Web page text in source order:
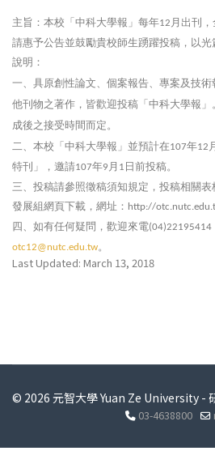
主旨：本校「中科大學報」每年12 月出刊
請惠予公告並鼓勵貴校師生踴躍投稿，以光
說明：
一、具原創性論文、個案報告、專案及技
他刊物之著作，皆歡迎投稿「中科大學報
成後之接受時間而定。
二、本校「中科大學報」並預計在107年12
特刊」，邀請107年9 月 1 日前投稿。
三、投稿請參照徵稿須知規定，投稿相關
發展組網頁下載，網址： http://
四、如有任何疑問，歡迎來電(04)22195414
otc12@nutc.edu.tw。
Last Updated: March 13, 2018
© 2026 元智大學 Yuan Ze University -
03-4638800